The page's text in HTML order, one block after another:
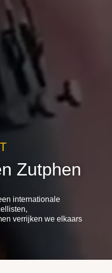
Zutphen
internationale
verrijken we elkaars